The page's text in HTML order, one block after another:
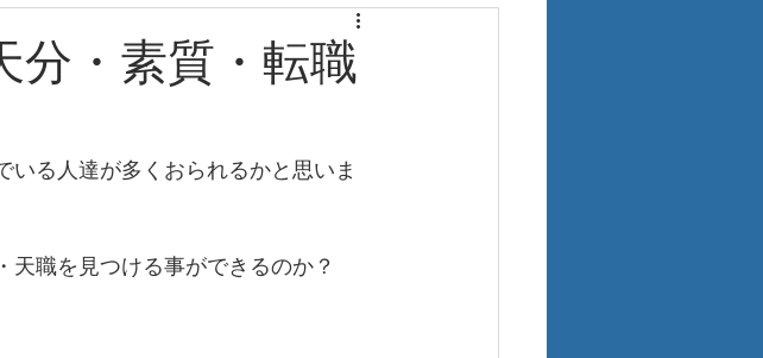
分・素質・転職
いる人達が多くおられるかと思いま
職を見つける事ができるのか？